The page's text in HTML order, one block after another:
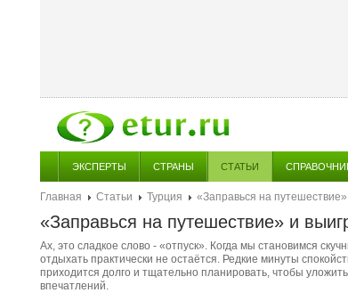
ЭКСПЕРТЫ СТРАНЫ СТАТЬИ
Главная Статьи Турция «Заправься на
«Заправься на путешествие» и
Ах, это сладкое слово - «отпуск». Когда мы становимся
отдыхать практически не остаётся. Редкие минуты
приходится долго и тщательно планировать, чтобы
впечатлений.